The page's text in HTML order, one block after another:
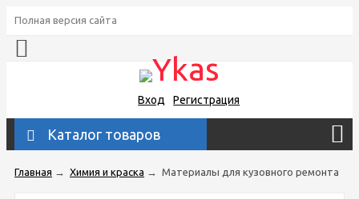
Полная версия сайта
Вход Регистрация
Каталог товаров
Главная → Химия и краска → Материалы для кузовного ремонта